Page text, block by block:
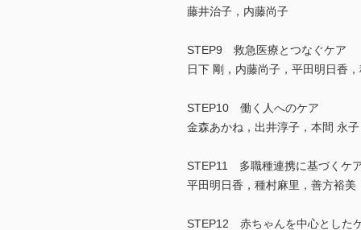
藤井治子，内藤尚子
STEP9 救急医療とつなぐケア
日下 剛，内藤尚子，平田明日香
STEP10 働く人へのケア
金森あかね，出井淳子，本間 永子
STEP11 多職種連携に基づくケ
平田明日香，種村麻里，善方裕美
STEP12 赤ちゃんを中心とした